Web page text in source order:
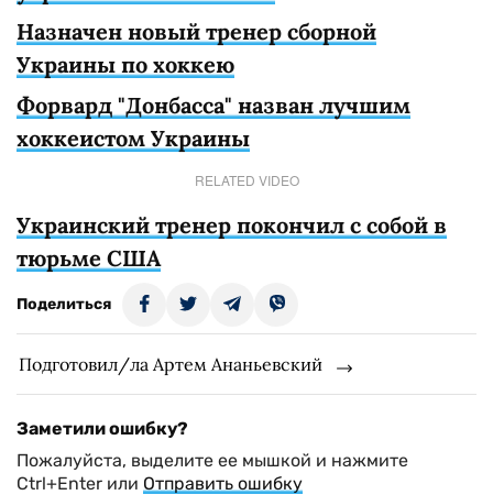
Назначен новый тренер сборной
Украины по хоккею
Форвард "Донбасса" назван лучшим
хоккеистом Украины
RELATED VIDEO
Украинский тренер покончил с собой в
тюрьме США
Поделиться
Подготовил/ла Артем Ананьевский
Заметили ошибку?
Пожалуйста, выделите ее мышкой и нажмите
Ctrl+Enter или Отправить ошибку